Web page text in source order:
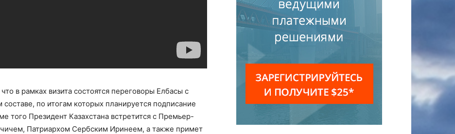
в рамках визита состоятся переговоры Елбасы с
по итогам которых планируется подписание
того Президент Казахстана встретится с Премьер-
Патриархом Сербским Иринеем, а также примет